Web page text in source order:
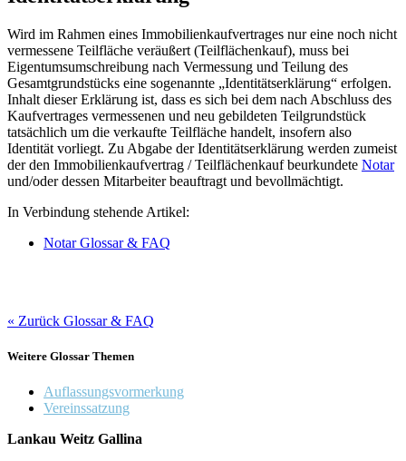
Wird im Rahmen eines Immobilienkaufvertrages nur eine noch nicht
vermessene Teilfläche veräußert (Teilflächenkauf), muss bei
Eigentumsumschreibung nach Vermessung und Teilung des
Gesamtgrundstücks eine sogenannte „Identitätserklärung“ erfolgen.
Inhalt dieser Erklärung ist, dass es sich bei dem nach Abschluss des
Kaufvertrages vermessenen und neu gebildeten Teilgrundstück
tatsächlich um die verkaufte Teilfläche handelt, insofern also
Identität vorliegt. Zu Abgabe der Identitätserklärung werden zumeist
der den Immobilienkaufvertrag / Teilflächenkauf beurkundete Notar
und/oder dessen Mitarbeiter beauftragt und bevollmächtigt.
In Verbindung stehende Artikel:
Notar Glossar & FAQ
« Zurück Glossar & FAQ
Weitere Glossar Themen
Auflassungsvormerkung
Vereinssatzung
Lankau Weitz Gallina